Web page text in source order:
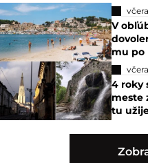
V
mu po
4 roky
meste
tu